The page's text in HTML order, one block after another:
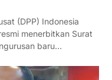
(DPP) Indonesia
menerbitkan Surat
baru…